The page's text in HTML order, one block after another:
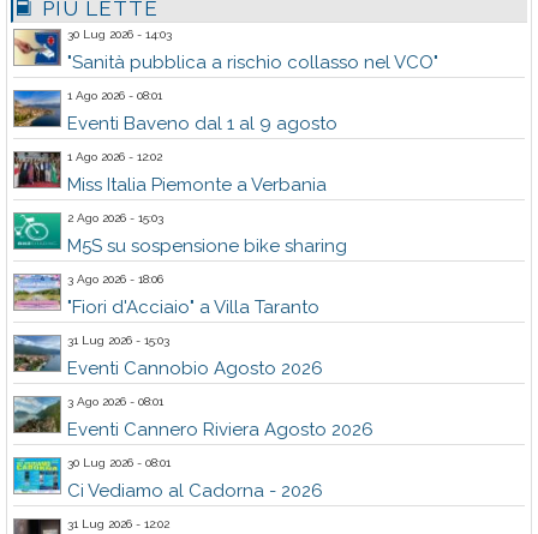
PIÙ LETTE
30 Lug 2026 - 14:03
"Sanità pubblica a rischio collasso nel VCO"
1 Ago 2026 - 08:01
Eventi Baveno dal 1 al 9 agosto
1 Ago 2026 - 12:02
Miss Italia Piemonte a Verbania
2 Ago 2026 - 15:03
M5S su sospensione bike sharing
3 Ago 2026 - 18:06
"Fiori d'Acciaio" a Villa Taranto
31 Lug 2026 - 15:03
Eventi Cannobio Agosto 2026
3 Ago 2026 - 08:01
Eventi Cannero Riviera Agosto 2026
30 Lug 2026 - 08:01
Ci Vediamo al Cadorna - 2026
31 Lug 2026 - 12:02